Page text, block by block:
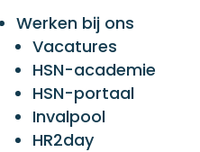
Werken bij ons
Vacatures
HSN-academie
HSN-portaal
Invalpool
HR2day
leden met een
christelijk onderwijs
kwaliteit.